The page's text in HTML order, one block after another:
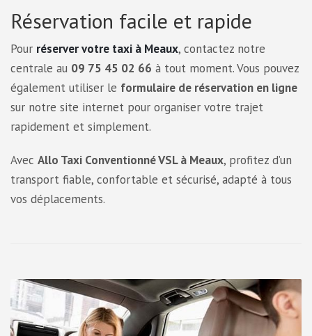
Réservation facile et rapide
Pour réserver votre taxi à Meaux, contactez notre
centrale au 09 75 45 02 66 à tout moment. Vous pouvez
également utiliser le formulaire de réservation en ligne
sur notre site internet pour organiser votre trajet
rapidement et simplement.
Avec Allo Taxi Conventionné VSL à Meaux, profitez d’un
transport fiable, confortable et sécurisé, adapté à tous
vos déplacements.